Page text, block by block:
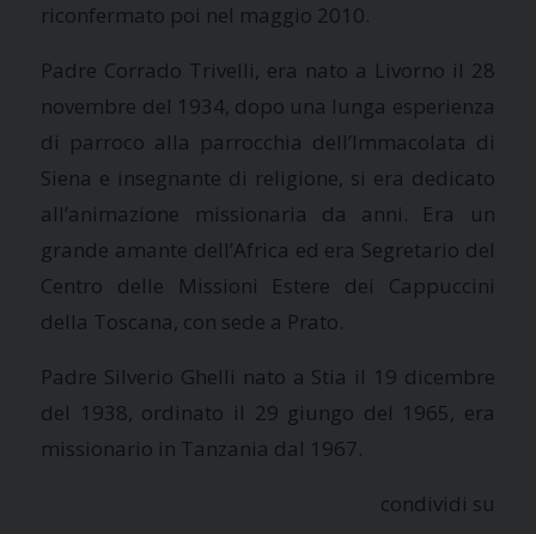
riconfermato poi nel maggio 2010.
Padre Corrado Trivelli, era nato a Livorno il 28
novembre del 1934, dopo una lunga esperienza
di parroco alla parrocchia dell’Immacolata di
Siena e insegnante di religione, si era dedicato
all’animazione missionaria da anni. Era un
grande amante dell’Africa ed era Segretario del
Centro delle Missioni Estere dei Cappuccini
della Toscana, con sede a Prato.
Padre Silverio Ghelli nato a Stia il 19 dicembre
del 1938, ordinato il 29 giungo del 1965, era
missionario in Tanzania dal 1967.
condividi su